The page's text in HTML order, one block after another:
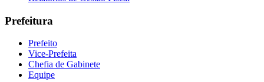
Prefeitura
Prefeito
Vice-Prefeita
Chefia de Gabinete
Equipe